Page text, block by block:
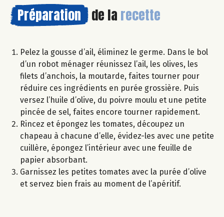
Préparation de la recette
Pelez la gousse d’ail, éliminez le germe. Dans le bol
d’un robot ménager réunissez l’ail, les olives, les
filets d’anchois, la moutarde, faites tourner pour
réduire ces ingrédients en purée grossière. Puis
versez l’huile d’olive, du poivre moulu et une petite
pincée de sel, faites encore tourner rapidement.
Rincez et épongez les tomates, découpez un
chapeau à chacune d’elle, évidez-les avec une petite
cuillère, épongez l’intérieur avec une feuille de
papier absorbant.
Garnissez les petites tomates avec la purée d’olive
et servez bien frais au moment de l’apéritif.